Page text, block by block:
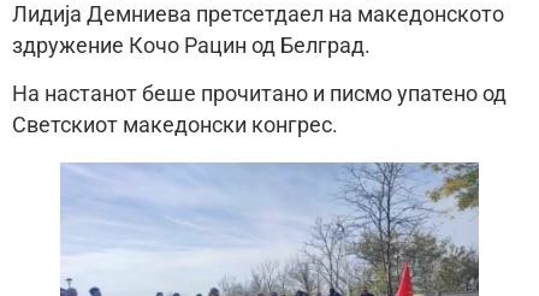
Лидија Демниева претсетдаел на македонското
здружение Кочо Рацин од Белград.
На настанот беше прочитано и писмо упатено од
Светскиот македонски конгрес.